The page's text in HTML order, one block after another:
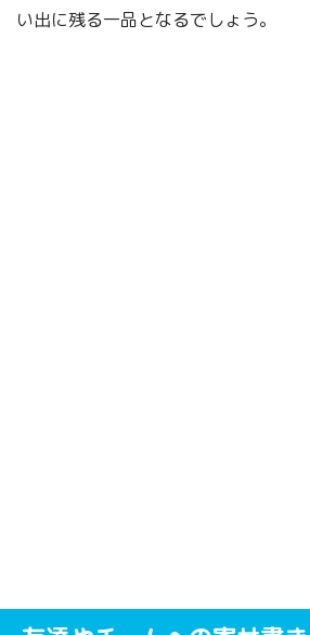
い出に残る一品となるでしょう。